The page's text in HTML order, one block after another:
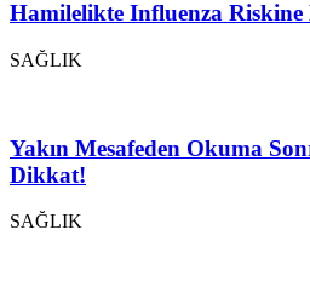
Hamilelikte Influenza
SAĞLIK
Yakın Mesafeden Okuma
Dikkat!
SAĞLIK